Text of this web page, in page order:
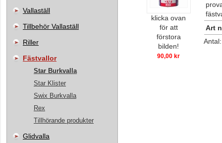
Vallaställ
Tillbehör Vallaställ
Riller
Fästvallor
Star Burkvalla
Star Klister
Swix Burkvalla
Rex
Tillhörande produkter
Glidvalla
klicka ovan
för att
förstora
bilden!
90,00 kr
Art